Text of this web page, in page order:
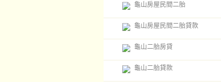
龜山房屋民間二胎
龜山房屋民間二胎貸款
龜山二胎房貸
龜山二胎貸款